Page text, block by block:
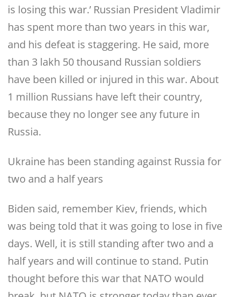
is losing this war.’ Russian President Vladimir
has spent more than two years in this war,
and his defeat is staggering. He said, more
than 3 lakh 50 thousand Russian soldiers
have been killed or injured in this war. About
1 million Russians have left their country,
because they no longer see any future in
Russia.
Ukraine has been standing against Russia for
two and a half years
Biden said, remember Kiev, friends, which
was being told that it was going to lose in five
days. Well, it is still standing after two and a
half years and will continue to stand. Putin
thought before this war that NATO would